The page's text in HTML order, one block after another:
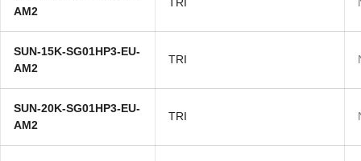
AM2
TRI
SUN-15K-SG01HP3-EU-
AM2
TRI
SUN-20K-SG01HP3-EU-
AM2
TRI